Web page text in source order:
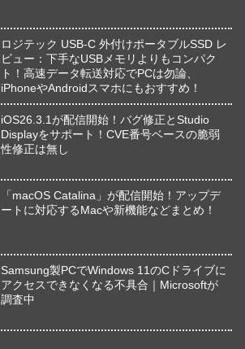
ロジテック USB-C 外付けポータブルSSD レ
ビュー：下手なUSBメモリよりもコンパク
ト！高速データ転送対応でPCは勿論、
iPhoneやAndroidスマホにもおすすめ！
iOS26.3.1が配信開始！バグ修正とStudio
Displayをサポート！CVE番号ベースの脆弱
性修正は無し
「macOS Catalina」が配信開始！アップデ
ートに対応するMacや新機能などまとめ！
Samsung製PCでWindows 11のCドライブに
アクセスできなくなる不具合｜Microsoftが
調査中